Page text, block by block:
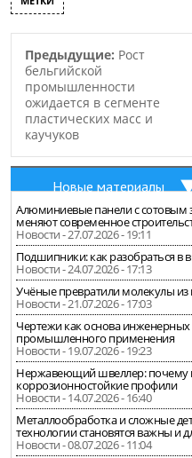
Предыдущие: Рост
бельгийской
промышленности
ожидается в сегменте
пластических масс и
каучуков
Новые материалы
Алюминиевые панели с сотовым
меняют современное
Новости - 27.07.2026 - 19:11
Подшипники: как разобраться в
Новости - 24.07.2026 - 17:13
Учёные превратили молекулы из
Новости - 21.07.2026 - 17:03
Чертежи как основа
промышленного применения
Новости - 19.07.2026 - 19:23
Нержавеющий швеллер: почему
коррозионностойкие профили
Новости - 14.07.2026 - 16:40
Металлообработка и сложные
технологии становятся важны и
Новости - 08.07.2026 - 11:04